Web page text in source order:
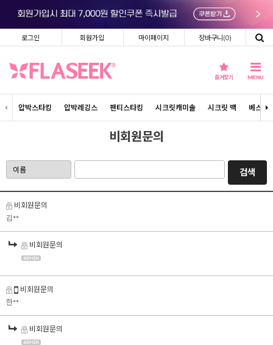
로그인 회원가입 마이페이지 장바구니(0)
즐겨찾기 MENU
압박스타킹 압박레깅스 팬티스타킹 시크릿캐미솔 시크릿 백 베스트
비회원문의
검색
비회원문의
김**
비회원문의
비회원문의
한**
비회원문의